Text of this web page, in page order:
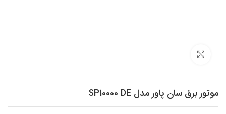
موتور برق سان پاور مدل SP10000 DE